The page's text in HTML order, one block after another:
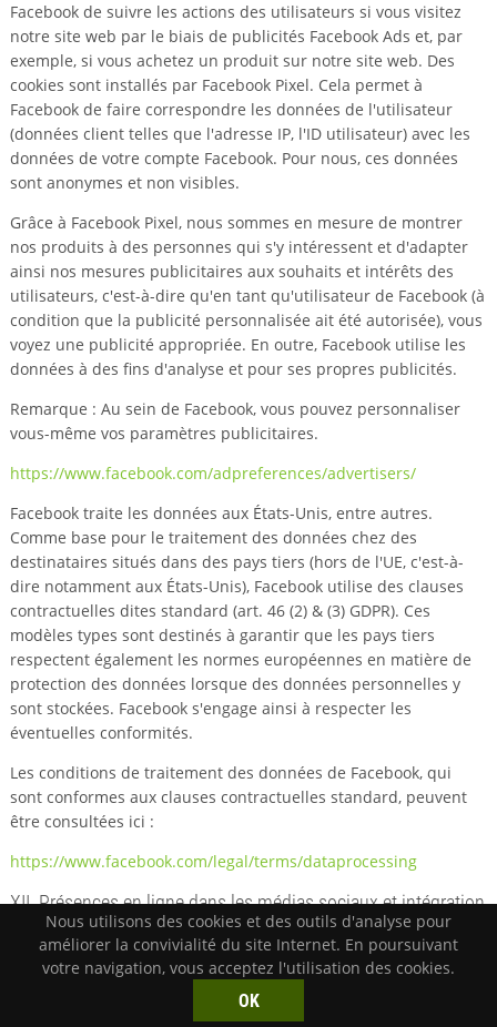
Facebook de suivre les actions des utilisateurs si vous visitez
notre site web par le biais de publicités Facebook Ads et, par
exemple, si vous achetez un produit sur notre site web. Des
cookies sont installés par Facebook Pixel. Cela permet à
Facebook de faire correspondre les données de l'utilisateur
(données client telles que l'adresse IP, l'ID utilisateur) avec les
données de votre compte Facebook. Pour nous, ces données
sont anonymes et non visibles.
Grâce à Facebook Pixel, nous sommes en mesure de montrer
nos produits à des personnes qui s'y intéressent et d'adapter
ainsi nos mesures publicitaires aux souhaits et intérêts des
utilisateurs, c'est-à-dire qu'en tant qu'utilisateur de Facebook (à
condition que la publicité personnalisée ait été autorisée), vous
voyez une publicité appropriée. En outre, Facebook utilise les
données à des fins d'analyse et pour ses propres publicités.
Remarque : Au sein de Facebook, vous pouvez personnaliser
vous-même vos paramètres publicitaires.
https://www.facebook.com/adpreferences/advertisers/
Facebook traite les données aux États-Unis, entre autres.
Comme base pour le traitement des données chez des
destinataires situés dans des pays tiers (hors de l'UE, c'est-à-
dire notamment aux États-Unis), Facebook utilise des clauses
contractuelles dites standard (art. 46 (2) & (3) GDPR). Ces
modèles types sont destinés à garantir que les pays tiers
respectent également les normes européennes en matière de
protection des données lorsque des données personnelles y
sont stockées. Facebook s'engage ainsi à respecter les
éventuelles conformités.
Les conditions de traitement des données de Facebook, qui
sont conformes aux clauses contractuelles standard, peuvent
être consultées ici :
https://www.facebook.com/legal/terms/dataprocessing
XII. Présences en ligne dans les médias sociaux et intégration
de services tiers
Nous assurons des présences en ligne sur des réseaux sociaux
et plateformes afin de communiquer avec les clients, personnes
intéressées et utilisateurs actifs au sein de ces services, et de
Nous utilisons des cookies et des outils d'analyse pour
améliorer la convivialité du site Internet. En poursuivant
votre navigation, vous acceptez l'utilisation des cookies.